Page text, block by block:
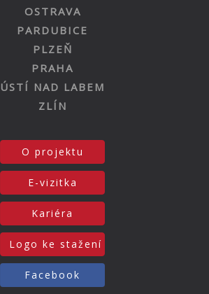
OSTRAVA
PARDUBICE
PLZEŇ
PRAHA
ÚSTÍ NAD LABEM
ZLÍN
O projektu
E-vizitka
Kariéra
Logo ke stažení
Facebook